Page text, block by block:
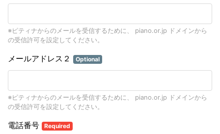
※ピティナからのメールを受信するために、 piano.or.jp ドメインから
の受信許可を設定してください。
メールアドレス２ Optional
※ピティナからのメールを受信するために、 piano.or.jp ドメインから
の受信許可を設定してください。
電話番号 Required